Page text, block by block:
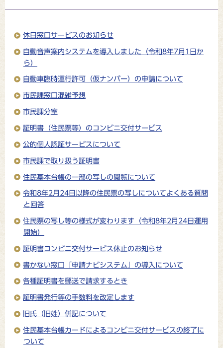
休日窓口サービスのお知らせ
自動音声案内システムを導入しました（令和8年7月1日か
ら）
自動車臨時運行許可（仮ナンバー）の申請について
市民課窓口混雑予想
市民課分室
証明書（住民票等）のコンビニ交付サービス
公的個人認証サービスについて
市民課で取り扱う証明書
住民基本台帳の一部の写しの閲覧について
令和8年2月24日以降の住民票の写しについてよくある質問
と回答
住民票の写し等の様式が変わります（令和8年2月24日運用
開始）
証明書コンビニ交付サービス休止のお知らせ
書かない窓口「申請ナビシステム」の導入について
各種証明書を郵送で請求するとき
証明書発行等の手数料を改定します
旧氏（旧姓）併記について
住民基本台帳カードによるコンビニ交付サービスの終了に
ついて